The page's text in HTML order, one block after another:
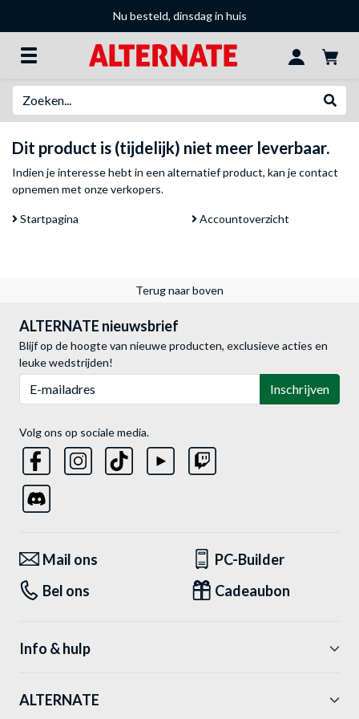
Nu besteld, dinsdag in huis
Dit product is (tijdelijk) niet meer leverbaar.
Indien je interesse hebt in een alternatief product, kan jecontact
opnemen met onze verkopers.
Startpagina Accountoverzicht
Terug naar boven
ALTERNATE nieuwsbrief
Blijf op de hoogte van nieuwe producten, exclusieve acties en
leuke wedstrijden!
Inschrijven
Volg ons op sociale media.
Mail ons
PC-Builder
Bel ons
Cadeaubon
Info & hulp
ALTERNATE